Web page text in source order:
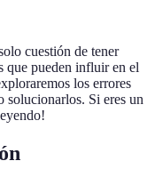
cuestión de tener
que pueden influir en el
los errores
solucionarlos. Si eres un